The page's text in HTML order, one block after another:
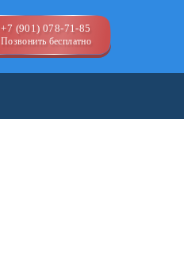
+7 (901) 078-71-85
Позвонить бесплатно